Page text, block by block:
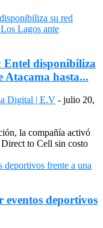
Entel disponibiliza
Atacama hasta...
Digital | E.V - julio 20,
la compañía activó
to Cell sin costo
deportivos